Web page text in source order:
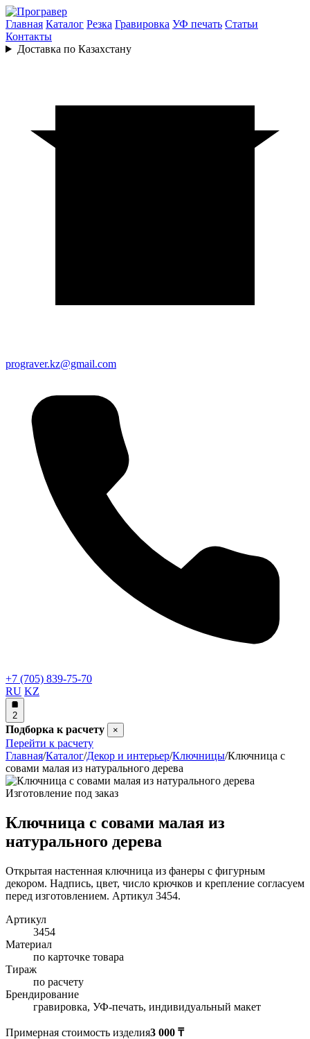
Главная Каталог Резка Гравировка УФ печать Статьи
Контакты
Доставка по Казахстану
prograver.kz@gmail.com
+7 (705) 839-75-70
RU KZ
2
Подборка к расчету ×
Перейти к расчету
Главная/Каталог/Декор и интерьер/Ключницы/Ключница с
совами малая из натурального дерева
Изготовление под заказ
Ключница с совами малая из
натурального дерева
Открытая настенная ключница из фанеры с фигурным
декором. Надпись, цвет, число крючков и крепление согласуем
перед изготовлением. Артикул 3454.
Артикул
3454
Материал
по карточке товара
Тираж
по расчету
Брендирование
гравировка, УФ-печать, индивидуальный макет
Примерная стоимость изделия3 000 ₸